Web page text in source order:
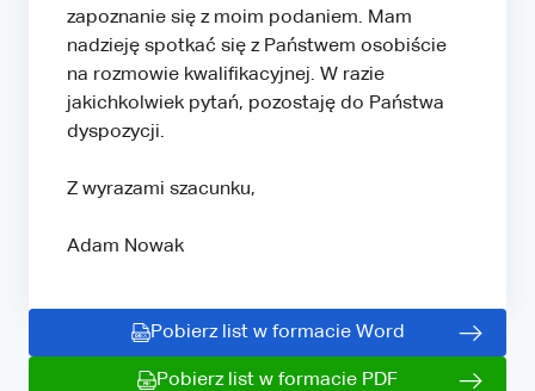
zapoznanie się z moim podaniem. Mam
nadzieję spotkać się z Państwem osobiście
na rozmowie kwalifikacyjnej. W razie
jakichkolwiek pytań, pozostaję do Państwa
dyspozycji.
Z wyrazami szacunku,
Adam Nowak
Pobierz list w formacie Word
Pobierz list w formacie PDF